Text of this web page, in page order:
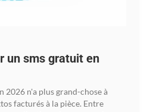
un sms gratuit en
2026 n'a plus grand-chose à
facturés à la pièce. Entre